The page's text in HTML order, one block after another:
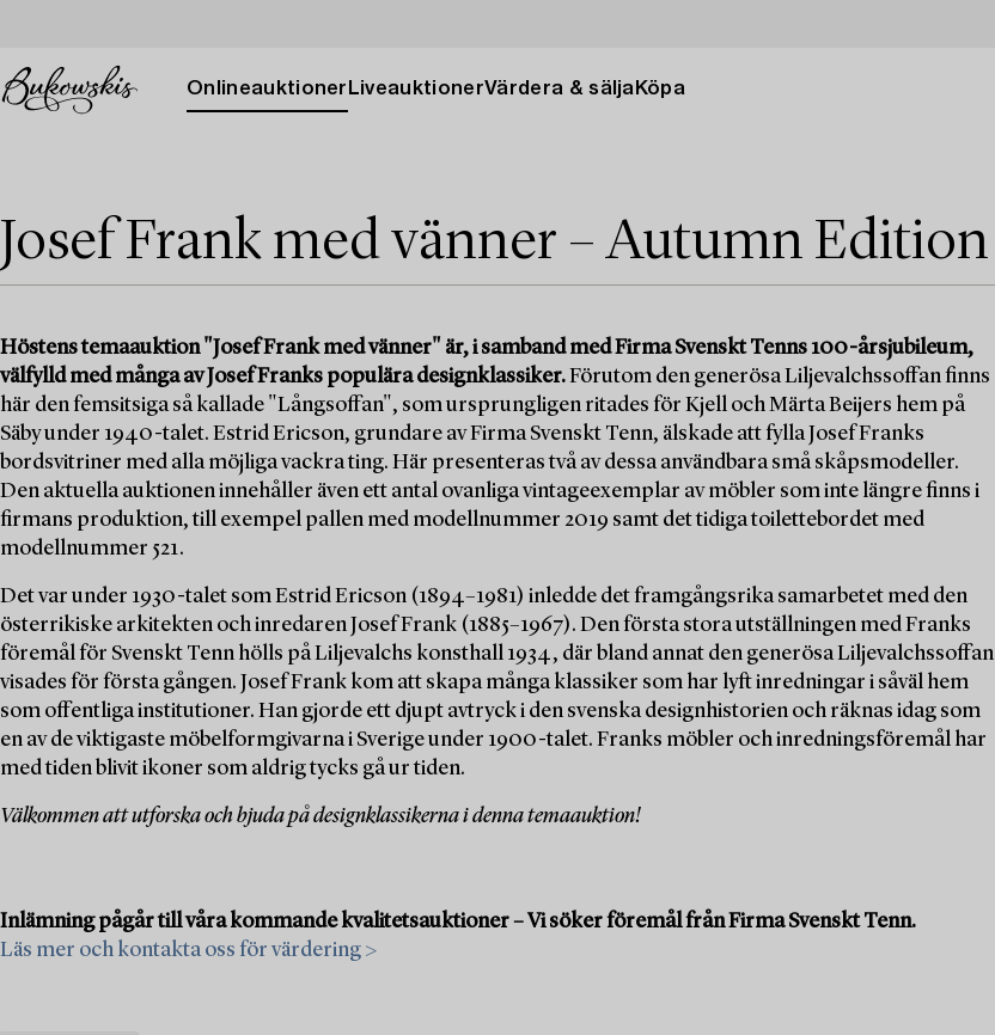
Onlineauktioner LiveauktionerVärdera & sälja Köpa
Josef Frank med vänner – Autumn Edition
Höstens temaauktion "Josef Frank med vänner" är, i samband med Firma Svenskt Tenns 100-årsjubileum,
välfylld med många av Josef Franks populära designklassiker.Förutom den generösa Liljevalchssoffan finns
här den femsitsiga så kallade "Långsoffan", som ursprungligen ritades för Kjell och Märta Beijers hem på
Säby under 1940-talet. Estrid Ericson, grundare av Firma Svenskt Tenn, älskade att fylla Josef Franks
bordsvitriner med alla möjliga vackra ting. Här presenteras två av dessa användbara små skåpsmodeller.
Den aktuella auktionen innehåller även ett antal ovanliga vintageexemplar av möbler som inte längre finns i
firmans produktion, till exempel pallen med modellnummer 2019 samt det tidiga toilettebordet med
modellnummer 521.
Det var under 1930-talet som Estrid Ericson (1894–1981) inledde det framgångsrika samarbetet med den
österrikiske arkitekten och inredaren Josef Frank (1885–1967). Den första stora utställningen med Franks
föremål för Svenskt Tenn hölls på Liljevalchs konsthall 1934, där bland annat den generösa Liljevalchssoffan
visades för första gången. Josef Frank kom att skapa många klassiker som har lyft inredningar i såväl hem
som offentliga institutioner. Han gjorde ett djupt avtryck i den svenska designhistorien och räknas idag som
en av de viktigaste möbelformgivarna i Sverige under 1900-talet. Franks möbler och inredningsföremål har
med tiden blivit ikoner som aldrig tycks gå ur tiden.
Välkommen att utforska och bjuda på designklassikerna i denna temaauktion!
Inlämning pågår till våra kommande kvalitetsauktioner – Vi söker föremål från Firma Svenskt Tenn.
Läs mer och kontakta oss för värdering >